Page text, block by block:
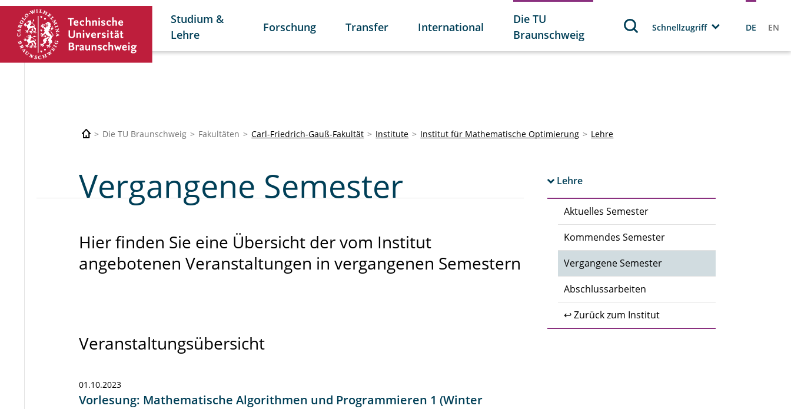
Studium &
Lehre
Forschung Transfer International
Die TU
Braunschweig
Schnellzugriff DE EN
Die TU Braunschweig Fakultäten Carl-Friedrich-Gauß-Fakultät Institute Institut für Mathematische Optimierung Lehre
Lehre
Aktuelles Semester
Kommendes Semester
Vergangene Semester
Abschlussarbeiten
↩ Zurück zum Institut
Vergangene Semester
Hier finden Sie eine Übersicht der vom Institut
angebotenen Veranstaltungen in vergangenen Semestern
Veranstaltungsübersicht
01.10.2023
Vorlesung: Mathematische Algorithmen und Programmieren 1 (Winter